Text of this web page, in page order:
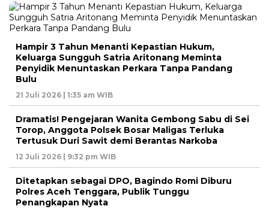
Hampir 3 Tahun Menanti Kepastian Hukum,
Keluarga Sungguh Satria Aritonang Meminta
Penyidik Menuntaskan Perkara Tanpa Pandang
Bulu
21 Juli 2026 | 1:35 am WIB
Dramatis! Pengejaran Wanita Gembong Sabu di Sei
Torop, Anggota Polsek Bosar Maligas Terluka
Tertusuk Duri Sawit demi Berantas Narkoba
12 Juli 2026 | 9:32 pm WIB
Ditetapkan sebagai DPO, Bagindo Romi Diburu
Polres Aceh Tenggara, Publik Tunggu
Penangkapan Nyata